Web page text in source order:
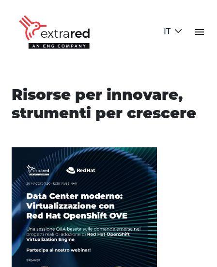
menu
Risorse per innovare,
strumenti per crescere